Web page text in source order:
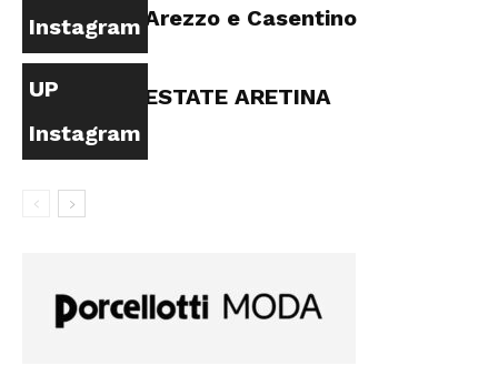
Instagram Arezzo e Casentino
UP
Instagram
ESTATE ARETINA